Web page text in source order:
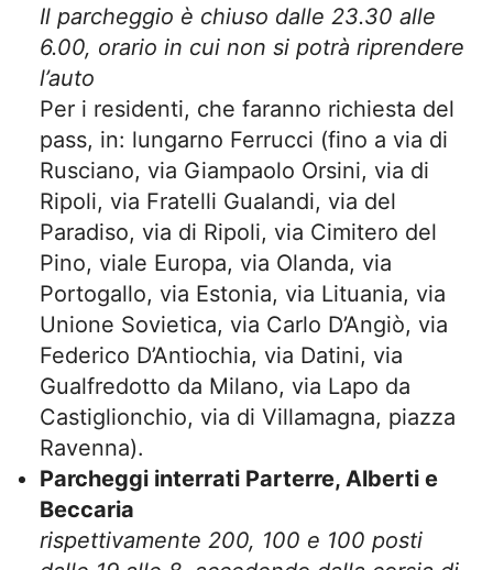
Il parcheggio è chiuso dalle 23.30 alle
6.00, orario in cui non si potrà riprendere
l’auto
Per i residenti, che faranno richiesta del
pass, in: lungarno Ferrucci (fino a via di
Rusciano, via Giampaolo Orsini, via di
Ripoli, via Fratelli Gualandi, via del
Paradiso, via di Ripoli, via Cimitero del
Pino, viale Europa, via Olanda, via
Portogallo, via Estonia, via Lituania, via
Unione Sovietica, via Carlo D’Angiò, via
Federico D’Antiochia, via Datini, via
Gualfredotto da Milano, via Lapo da
Castiglionchio, via di Villamagna, piazza
Ravenna).
Parcheggi interrati Parterre, Alberti e
Beccaria
rispettivamente 200, 100 e 100 posti